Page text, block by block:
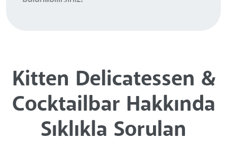
Kitten Delicatessen &
Cocktailbar Hakkında
Sıklıkla Sorulan